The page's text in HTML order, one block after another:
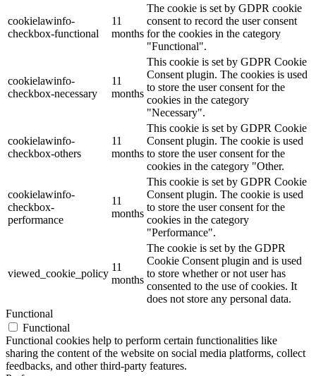
cookielawinfo-
checkbox-functional
11
months
The cookie is set by GDPR cookie
consent to record the user consent
for the cookies in the category
"Functional".
cookielawinfo-
checkbox-necessary
11
months
This cookie is set by GDPR Cookie
Consent plugin. The cookies is used
to store the user consent for the
cookies in the category
"Necessary".
cookielawinfo-
checkbox-others
11
months
This cookie is set by GDPR Cookie
Consent plugin. The cookie is used
to store the user consent for the
cookies in the category "Other.
cookielawinfo-
checkbox-
performance
11
months
This cookie is set by GDPR Cookie
Consent plugin. The cookie is used
to store the user consent for the
cookies in the category
"Performance".
viewed_cookie_policy
11
months
The cookie is set by the GDPR
Cookie Consent plugin and is used
to store whether or not user has
consented to the use of cookies. It
does not store any personal data.
Functional
Functional
Functional cookies help to perform certain functionalities like
sharing the content of the website on social media platforms, collect
feedbacks, and other third-party features.